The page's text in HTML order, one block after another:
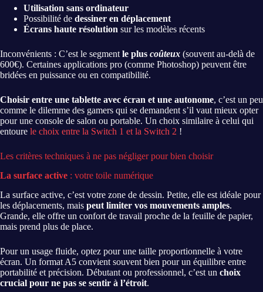
Utilisation sans ordinateur
Possibilité de dessiner en déplacement
Écrans haute résolution sur les modèles récents
Inconvénients : C’est le segment le plus coûteux (souvent au-delà de
600€). Certaines applications pro (comme Photoshop) peuvent être
bridées en puissance ou en compatibilité.
Choisir entre une tablette avec écran et une autonome, c’est un peu
comme le dilemme des gamers qui se demandent s’il vaut mieux opter
pour une console de salon ou portable. Un choix similaire à celui qui
entoure le choix entre la Switch 1 et la Switch 2 !
Les critères techniques à ne pas négliger pour bien choisir
La surface active : votre toile numérique
La surface active, c’est votre zone de dessin. Petite, elle est idéale pour
les déplacements, mais peut limiter vos mouvements amples.
Grande, elle offre un confort de travail proche de la feuille de papier,
mais prend plus de place.
Pour un usage fluide, optez pour une taille proportionnelle à votre
écran. Un format A5 convient souvent bien pour un équilibre entre
portabilité et précision. Débutant ou professionnel, c’est un choix
crucial pour ne pas se sentir à l’étroit.